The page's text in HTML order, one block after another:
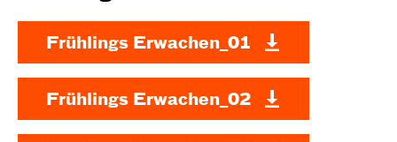
Frühlings Erwachen_01
Frühlings Erwachen_02